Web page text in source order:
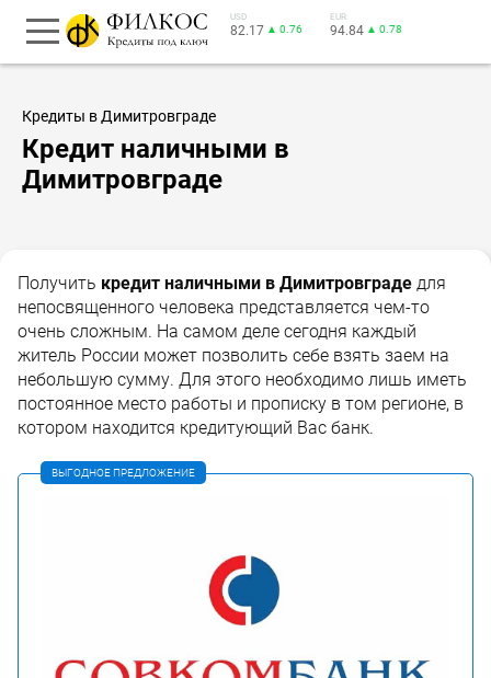
USD
82.17 ▲ 0.76
EUR
94.84 ▲ 0.78
Кредиты в Димитровграде
Кредит наличными в
Димитровграде
Получить кредит наличными в Димитровграде для
непосвященного человека представляется чем-то
очень сложным. На самом деле сегодня каждый
житель России может позволить себе взять заем на
небольшую сумму. Для этого необходимо лишь иметь
постоянное место работы и прописку в том регионе, в
котором находится кредитующий Вас банк.
ВЫГОДНОЕ ПРЕДЛОЖЕНИЕ